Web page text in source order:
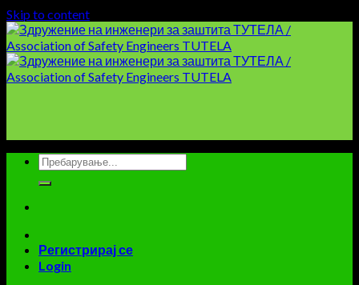
Skip to content
Регистрирај се
Login